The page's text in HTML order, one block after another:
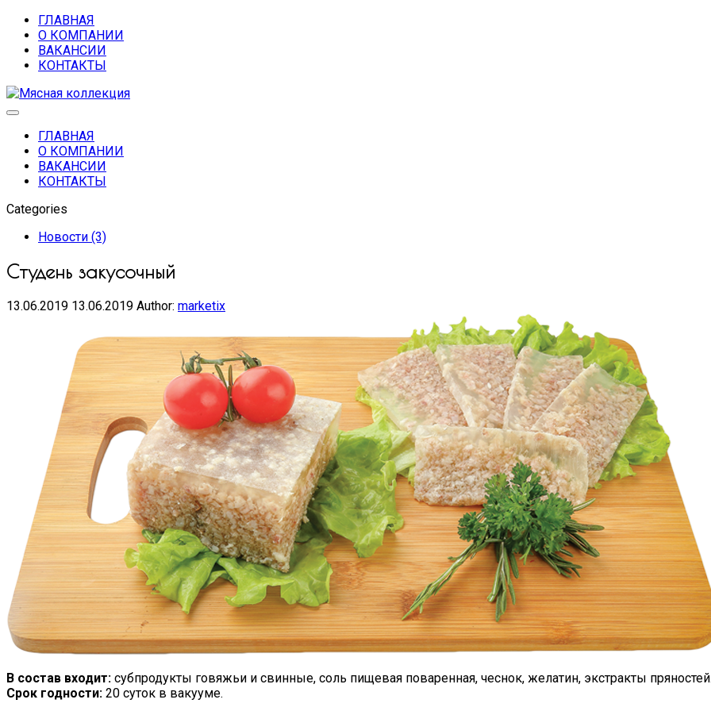
ГЛАВНАЯ
О КОМПАНИИ
ВАКАНСИИ
КОНТАКТЫ
ГЛАВНАЯ
О КОМПАНИИ
ВАКАНСИИ
КОНТАКТЫ
Categories
Новости (3)
Студень закусочный
13.06.2019 13.06.2019 Author: marketix
В состав входит: субпродукты говяжьи и свинные, соль пищевая поваренная, чеснок, желатин, экстракты
Срок годности: 20 суток в вакууме.